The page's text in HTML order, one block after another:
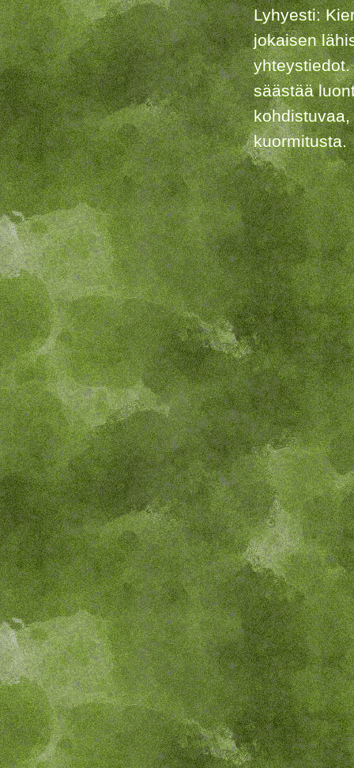
Lyhyesti:
jokaisen
säästää
kuormitusta.